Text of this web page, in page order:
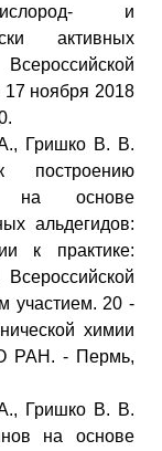
и
активных
ноября 2018
Гришко В. В.
построению
на основе
альдегидов:
к практике:
участием. 20 -
химии
РАН. - Пермь,
Гришко В. В.
на основе